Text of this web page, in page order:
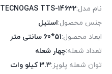
نام مدل:TECNOGAS TTS-14632
جنس محصول:استیل
ابعاد محصول:51*60 سانتی متر
تعداد شعله:چهار شعله
توان شعله پلوپز:3.3 کیلو وات